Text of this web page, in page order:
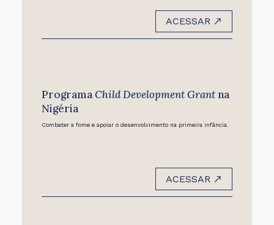
ACESSAR
ProgramaChild Development Grantna
Nigéria
Combater a fome e apoiar o desenvolvimento na primeira infância.
ACESSAR